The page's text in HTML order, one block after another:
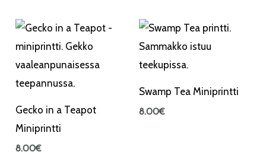
Gecko in a Teapot
Miniprintti
8.00€
Swamp Tea Miniprintti
8.00€